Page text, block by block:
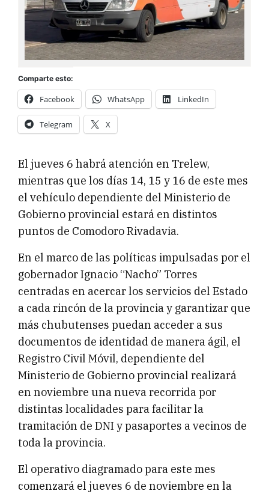
Comparte esto:
Facebook WhatsApp LinkedIn
Telegram X
El jueves 6 habrá atención en Trelew,
mientras que los días 14, 15 y 16 de este mes
el vehículo dependiente del Ministerio de
Gobierno provincial estará en distintos
puntos de Comodoro Rivadavia.
En el marco de las políticas impulsadas por el
gobernador Ignacio “Nacho” Torres
centradas en acercar los servicios del Estado
a cada rincón de la provincia y garantizar que
más chubutenses puedan acceder a sus
documentos de identidad de manera ágil, el
Registro Civil Móvil, dependiente del
Ministerio de Gobierno provincial realizará
en noviembre una nueva recorrida por
distintas localidades para facilitar la
tramitación de DNI y pasaportes a vecinos de
toda la provincia.
El operativo diagramado para este mes
comenzará el jueves 6 de noviembre en la